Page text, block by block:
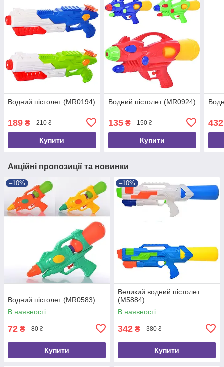
Водний пістолет (MR0194)
189 ₴ 210 ₴
Купити
Водний пістолет (MR0924)
135₴ 150 ₴
Купити
432
Акційні пропозиції та новинки
–10%
Водний пістолет (MR0583)
В наявності
72 ₴ 80 ₴
Купити
–10%
Великий водний пістолет
(M5884)
В наявності
342 ₴ 380 ₴
Купити